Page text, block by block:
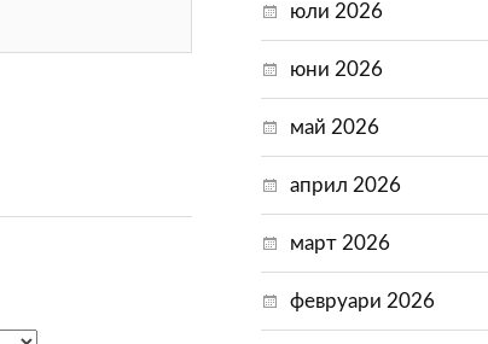
юли 2026
юни 2026
май 2026
април 2026
март 2026
февруари 2026